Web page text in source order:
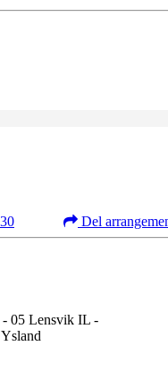
Del
- 05 Lensvik IL -